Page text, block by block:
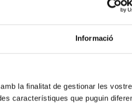
Informació
la finalitat de gestionar les
característiques que puguin